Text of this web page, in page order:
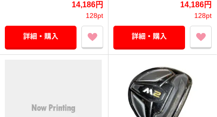
14,186円
128pt
14,186円
128pt